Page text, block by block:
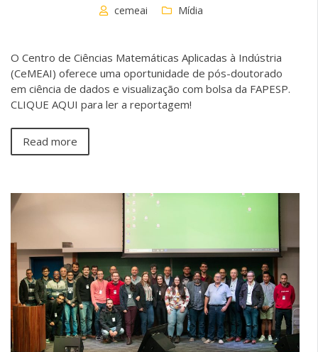
cemeai Mídia
O Centro de Ciências Matemáticas Aplicadas à Indústria
(CeMEAI) oferece uma oportunidade de pós-doutorado
em ciência de dados e visualização com bolsa da FAPESP.
CLIQUE AQUI para ler a reportagem!
Read more